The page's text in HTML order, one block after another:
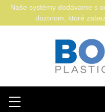
Hľadať
Menu
Naše systémy dodávame s
dozorom, ktoré